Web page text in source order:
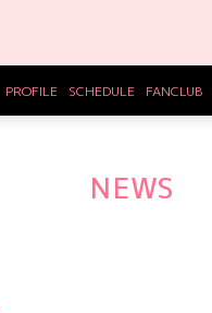
PROFILE SCHEDULE FANCLUB
NEWS